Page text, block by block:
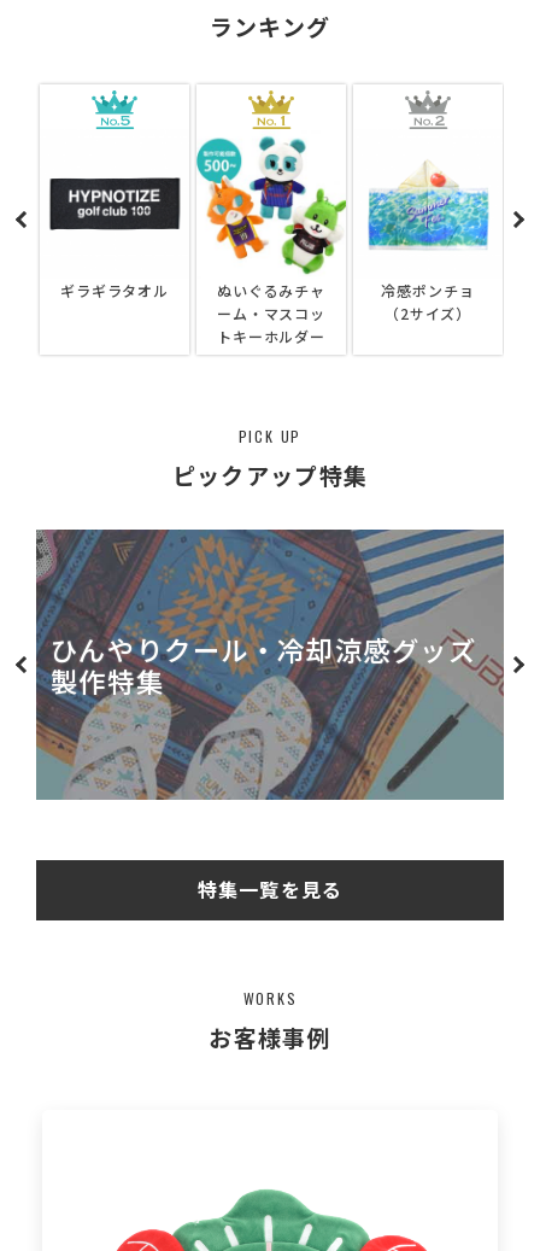
ランキング
ギラギラタオル
ぬいぐるみチャ
ーム・マスコッ
トキーホルダー
冷感ポンチョ
（2サイズ）
PICK UP
ピックアップ特集
ひんやりクール・冷却涼感グッズ
製作特集
特集一覧を見る
WORKS
お客様事例